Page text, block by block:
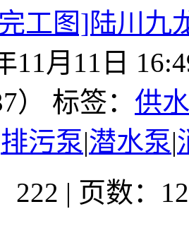
工图]陆川九
11月11日
） 标签： 供
排污泵|潜水泵|
222 | 页数：12